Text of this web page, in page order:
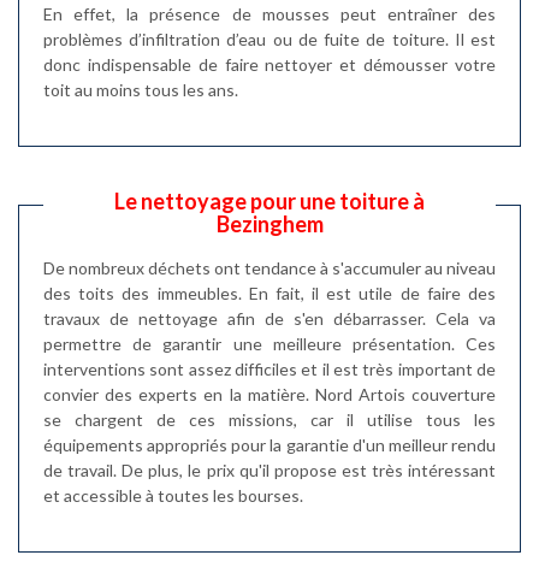
En effet, la présence de mousses peut entraîner des
problèmes d’infiltration d’eau ou de fuite de toiture. Il est
donc indispensable de faire nettoyer et démousser votre
toit au moins tous les ans.
Le nettoyage pour une toiture à
Bezinghem
De nombreux déchets ont tendance à s'accumuler au niveau
des toits des immeubles. En fait, il est utile de faire des
travaux de nettoyage afin de s'en débarrasser. Cela va
permettre de garantir une meilleure présentation. Ces
interventions sont assez difficiles et il est très important de
convier des experts en la matière. Nord Artois couverture
se chargent de ces missions, car il utilise tous les
équipements appropriés pour la garantie d'un meilleur rendu
de travail. De plus, le prix qu'il propose est très intéressant
et accessible à toutes les bourses.